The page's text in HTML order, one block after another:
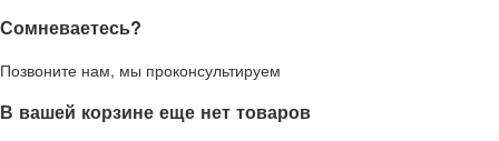
Сомневаетесь?
Позвоните нам, мы проконсультируем
В вашей корзине еще нет товаров